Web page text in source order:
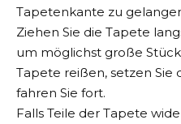
Tapetenkante zu
Ziehen Sie die Tapete
um möglichst große
Tapete reißen, setzen Sie
fahren Sie fort.
Falls Teile der Tapete